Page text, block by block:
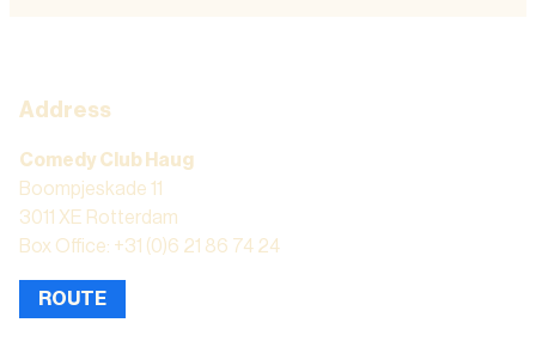
Address
Comedy Club Haug
Boompjeskade 11
3011 XE Rotterdam
Box Office: +31 (0)6 21 86 74 24
ROUTE